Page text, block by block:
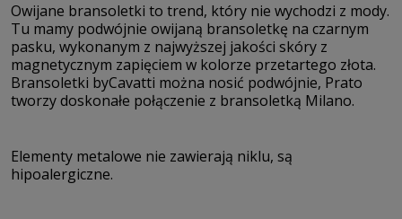
Owijane bransoletki to trend, który nie wychodzi z mody.
Tu mamy podwójnie owijaną bransoletkę na czarnym
pasku, wykonanym z najwyższej jakości skóry z
magnetycznym zapięciem w kolorze przetartego złota.
Bransoletki byCavatti można nosić podwójnie, Prato
tworzy doskonałe połączenie z bransoletką Milano.
Elementy metalowe nie zawierają niklu, są
hipoalergiczne.